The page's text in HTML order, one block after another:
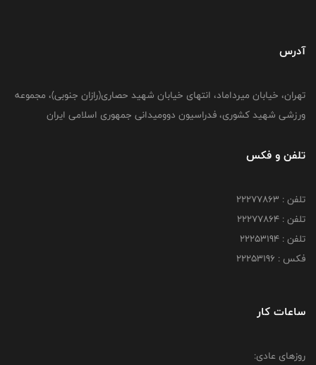
آدرس
تهران، خیابان میرداماد، انتهای خیابان شهید حصاری(رازان جنوبی)، مجموعه
ورزشی شهید کشوری، فدراسیون دوومیدانی جمهوری اسلامی ایران
تلفن و فکس
تلفن : 22277863
تلفن : 22277864
تلفن : 22253194
فکس : 22253196
ساعات کار
روزهای عادی: